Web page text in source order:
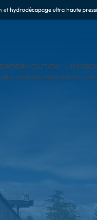
et hydrodécapage ultra haute
clé en main